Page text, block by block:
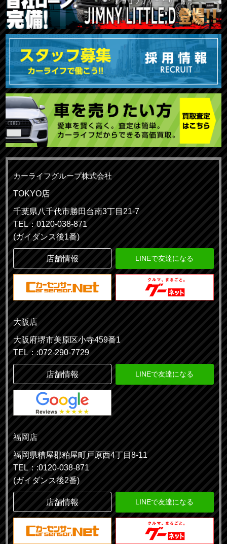
カーライフグループ株式会社
TOKYO店
千葉県八千代市勝田台南3丁目21-7
TEL：0120-038-871
(ガイダンス後1番)
店舗情報 LINEで友達になる
大阪店
大阪府堺市美原区小寺459番1
TEL：:072-290-7729
店舗情報 LINEで友達になる
福岡店
福岡県糟屋郡粕屋町戸原西4丁目8-11
TEL：:0120-038-871
(ガイダンス後2番)
店舗情報 LINEで友達になる